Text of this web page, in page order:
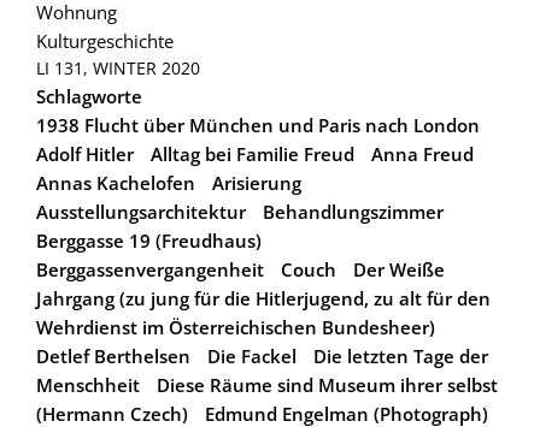
Wohnung
Kulturgeschichte
LI 131, WINTER 2020
Schlagworte
1938 Flucht über München und Paris nach London
Adolf Hitler
Alltag bei Familie Freud
Anna Freud
Annas Kachelofen
Arisierung
Ausstellungsarchitektur
Behandlungszimmer
Berggasse 19 (Freudhaus)
Berggassenvergangenheit
Couch
Der Weiße
Jahrgang (zu jung für die Hitlerjugend, zu alt für den
Wehrdienst im Österreichischen Bundesheer)
Detlef Berthelsen
Die Fackel
Die letzten Tage der
Menschheit
Diese Räume sind Museum ihrer selbst
(Hermann Czech)
Edmund Engelman (Photograph)